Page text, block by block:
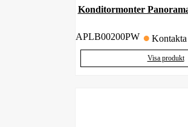
Konditormonter
APLB00200PW
Visa produkt